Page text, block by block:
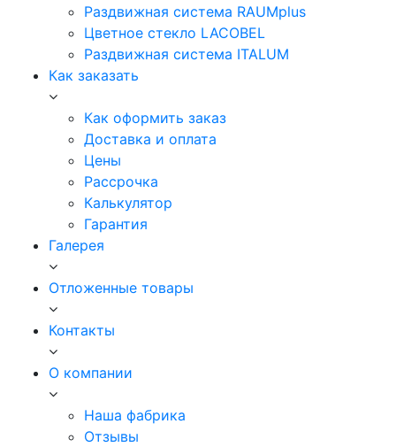
Раздвижная система RAUMplus
Цветное стекло LACOBEL
Раздвижная система ITALUM
Как заказать
Как оформить заказ
Доставка и оплата
Цены
Рассрочка
Калькулятор
Гарантия
Галерея
Отложенные товары
Контакты
О компании
Наша фабрика
Отзывы